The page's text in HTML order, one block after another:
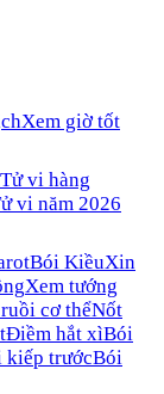
Xem giờ tốt
Tử vi hàng
vi năm 2026
Bói KiềuXin
Xem tướng
cơ thểNốt
Điềm hắt xìBói
kiếp trướcBói